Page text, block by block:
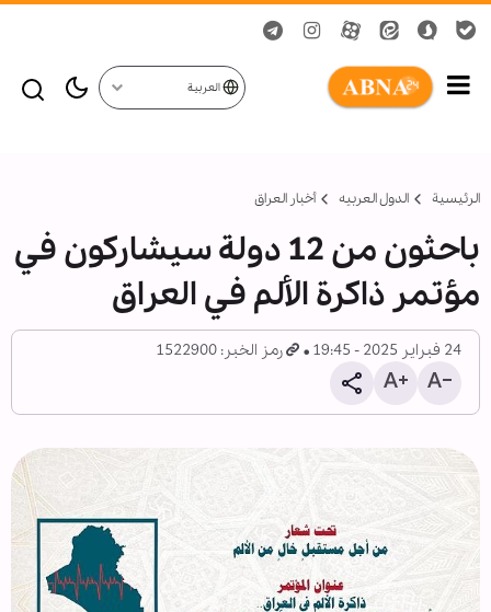
العربية
الرئيسية الدول العربیه أخبار العراق
باحثون من 12 دولة سيشاركون في
مؤتمر ذاكرة الألم في العراق
24 فبراير 2025 - 19:45 رمز الخبر: 1522900